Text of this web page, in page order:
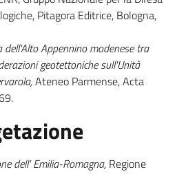
Pitagora Editrice, Bologna,
dell'Alto Appennino modenese tra
geotettoniche sull'Unità
Ateneo Parmense, Acta
dell' Emilia-Romagna, Regione